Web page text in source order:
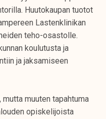
Huutokaupan tuotot
Lastenklinikan
teho-osastolle.
koulutusta ja
ja jaksamiseen
muuten tapahtuma
opiskelijoista